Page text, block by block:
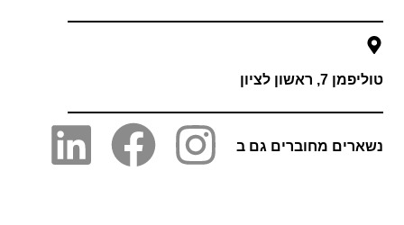
7, ראשון לציון
מחוברים גם ב